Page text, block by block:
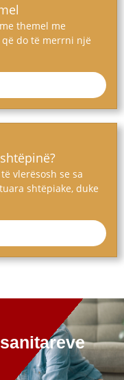
themel me
do të merrni një
vlerësosh se sa
shtëpiake, duke